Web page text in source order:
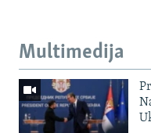
Multimedija